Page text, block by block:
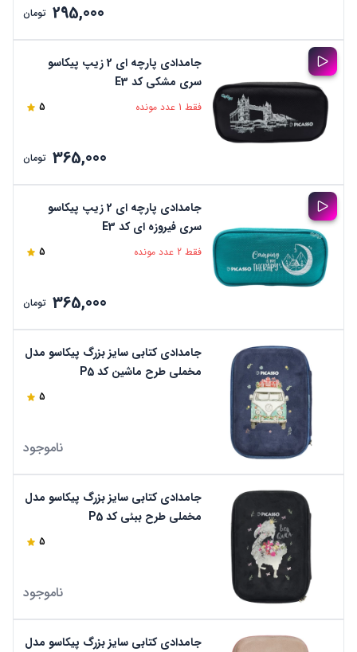
295,000 تومان
جامدادی پارچه ای 2 زیپ پیکاسو
سری مشکی کد E3
فقط 1 عدد مونده 5
365,000 تومان
جامدادی پارچه ای 2 زیپ پیکاسو
سری فیروزه ای کد E3
فقط 2 عدد مونده 5
365,000 تومان
جامدادی کتابی سایز بزرگ پیکاسو مدل
مخملی طرح ماشین کد P5
5
ناموجود
جامدادی کتابی سایز بزرگ پیکاسو مدل
مخملی طرح ببئی کد P5
5
ناموجود
جامدادی کتابی سایز بزرگ پیکاسو مدل